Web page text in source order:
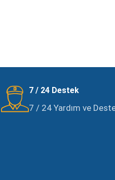
7 / 24 Destek
7 / 24 Yardım ve